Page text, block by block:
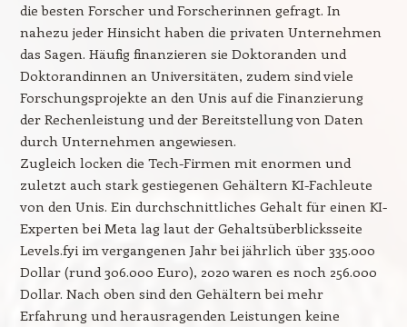
die besten Forscher und Forscherinnen gefragt. In
nahezu jeder Hinsicht haben die privaten Unternehmen
das Sagen. Häufig finanzieren sie Doktoranden und
Doktorandinnen an Universitäten, zudem sind viele
Forschungsprojekte an den Unis auf die Finanzierung
der Rechenleistung und der Bereitstellung von Daten
durch Unternehmen angewiesen.
Zugleich locken die Tech-Firmen mit enormen und
zuletzt auch stark gestiegenen Gehältern KI-Fachleute
von den Unis. Ein durchschnittliches Gehalt für einen KI-
Experten bei Meta lag laut der Gehaltsüberblicksseite
Levels.fyi im vergangenen Jahr bei jährlich über 335.000
Dollar (rund 306.000 Euro), 2020 waren es noch 256.000
Dollar. Nach oben sind den Gehältern bei mehr
Erfahrung und herausragenden Leistungen keine